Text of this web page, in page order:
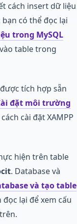
cách insert dữ liệu
có thể đọc lại
trong MySQL
table trong
tích hợp sẵn
đặt môi trường
cài đặt XAMPP
hiện trên table
. Database và
và tạo table
đọc lại để xem cấu